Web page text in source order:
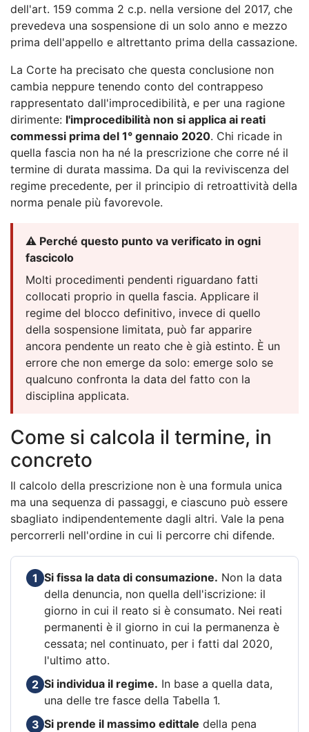
dell'art. 159 comma 2 c.p. nella versione del 2017, che
prevedeva una sospensione di un solo anno e mezzo
prima dell'appello e altrettanto prima della cassazione.
La Corte ha precisato che questa conclusione non
cambia neppure tenendo conto del contrappeso
rappresentato dall'improcedibilità, e per una ragione
dirimente: l'improcedibilità non si applica ai reati
commessi prima del 1° gennaio 2020. Chi ricade in
quella fascia non ha né la prescrizione che corre né il
termine di durata massima. Da qui la reviviscenza del
regime precedente, per il principio di retroattività della
norma penale più favorevole.
⚠️ Perché questo punto va verificato in ogni
fascicolo
Molti procedimenti pendenti riguardano fatti
collocati proprio in quella fascia. Applicare il
regime del blocco definitivo, invece di quello
della sospensione limitata, può far apparire
ancora pendente un reato che è già estinto. È un
errore che non emerge da solo: emerge solo se
qualcuno confronta la data del fatto con la
disciplina applicata.
Come si calcola il termine, in
concreto
Il calcolo della prescrizione non è una formula unica
ma una sequenza di passaggi, e ciascuno può essere
sbagliato indipendentemente dagli altri. Vale la pena
percorrerli nell'ordine in cui li percorre chi difende.
1 Si fissa la data di consumazione. Non la data
della denuncia, non quella dell'iscrizione: il
giorno in cui il reato si è consumato. Nei reati
permanenti è il giorno in cui la permanenza è
cessata; nel continuato, per i fatti dal 2020,
l'ultimo atto.
2 Si individua il regime. In base a quella data,
una delle tre fasce della Tabella 1.
3 Si prende il massimo edittale della pena